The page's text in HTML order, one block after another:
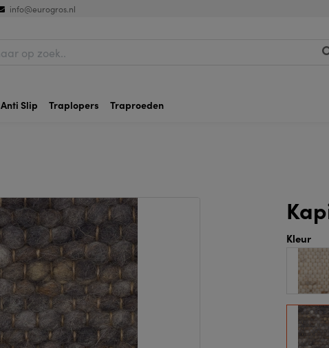
info@eurogros.nl
Anti Slip Traplopers Traproeden
Kleur